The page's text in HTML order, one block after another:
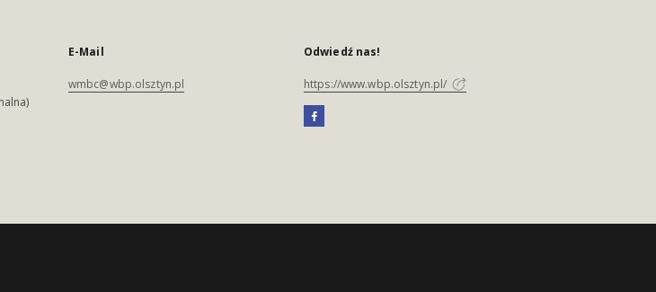
E-Mail
wmbc@wbp.olsztyn.pl
Odwiedź nas!
https://www.wbp.olsztyn.pl/